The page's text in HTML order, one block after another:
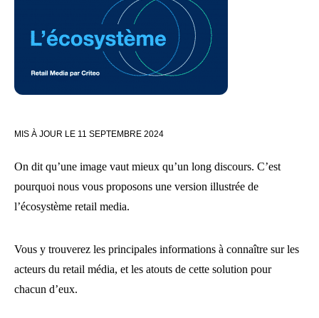
MIS À JOUR LE 11 SEPTEMBRE 2024
On dit qu’une image vaut mieux qu’un long discours. C’est
pourquoi nous vous proposons une version illustrée de
l’écosystème retail media.
Vous y trouverez les principales informations à connaître sur les
acteurs du retail média, et les atouts de cette solution pour
chacun d’eux.